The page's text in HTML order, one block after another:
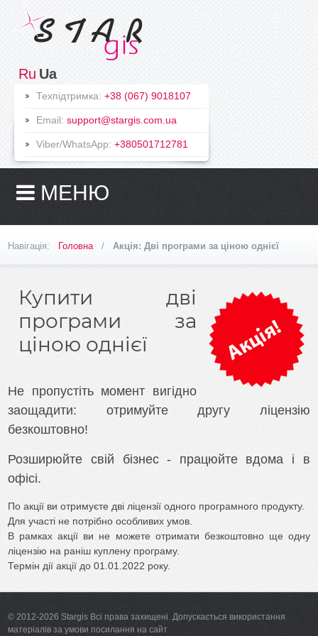
Ru Ua
Техпідтримка:+38 (067) 9018107
Email:support@stargis.com.ua
Viber/WhatsApp:+380501712781
головну
(укр.версія)
Конвертер
ГІС
Мобільний
облік
Облік
орендних
платежів
орендаря
XmlNgoPro
Активація
Купити
ми
Контакти
МЕНЮ
Навігація: Головна/Акція: Дві програми за ціною однієї
Купити дві
програми за
ціною однієї
Не пропустіть момент вигідно
заощадити: отримуйте другу ліцензію
безкоштовно!
Розширюйте свій бізнес - працюйте вдома і в
офісі.
По акції ви отримуєте дві ліцензії одного програмного продукту.
Для участі не потрібно особливих умов.
В рамках акції ви не можете отримати безкоштовно ще одну
ліцензію на раніш куплену програму.
Термін дії акції до 01.01.2022 року.
© 2012-2026 Stargis Всі права захищені. Допускається використання
матеріалів за умови посилання на сайт